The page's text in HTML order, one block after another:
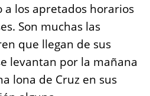
los apretados horarios
Son muchas las
que llegan de sus
levantan por la mañana
lona de Cruz en sus